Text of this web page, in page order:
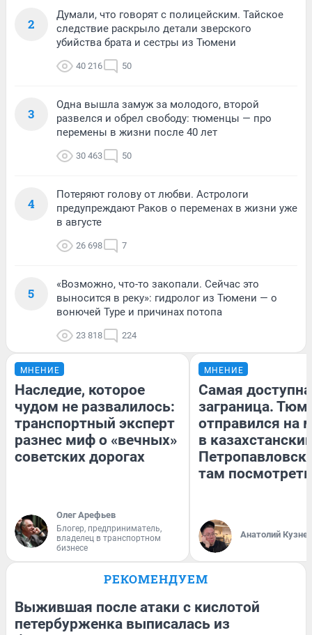
2
Думали, что говорят с полицейским. Тайское
следствие раскрыло детали зверского
убийства брата и сестры из Тюмени
40 216 50
3
Одна вышла замуж за молодого, второй
развелся и обрел свободу: тюменцы — про
перемены в жизни после 40 лет
30 463 50
4
Потеряют голову от любви. Астрологи
предупреждают Раков о переменах в жизни уже
в августе
26 698 7
5
«Возможно, что-то закопали. Сейчас это
выносится в реку»: гидролог из Тюмени — о
вонючей Туре и причинах потопа
23 818 224
МНЕНИЕ
Наследие, которое
чудом не развалилось:
транспортный эксперт
разнес миф о «вечных»
советских дорогах
Олег Арефьев
Блогер, предприниматель,
владелец в транспортном
бизнесе
МНЕНИЕ
Самая
заграница.
отправился на
в
там посмотреть
Анатолий
РЕКОМЕНДУЕМ
Выжившая после атаки с кислотой
петербурженка выписалась из